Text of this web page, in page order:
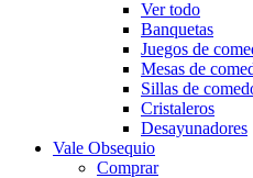
Ver todo
Banquetas
Juegos de
Mesas de
Sillas de
Cristaleros
Desayunadores
Vale Obsequio
Comprar